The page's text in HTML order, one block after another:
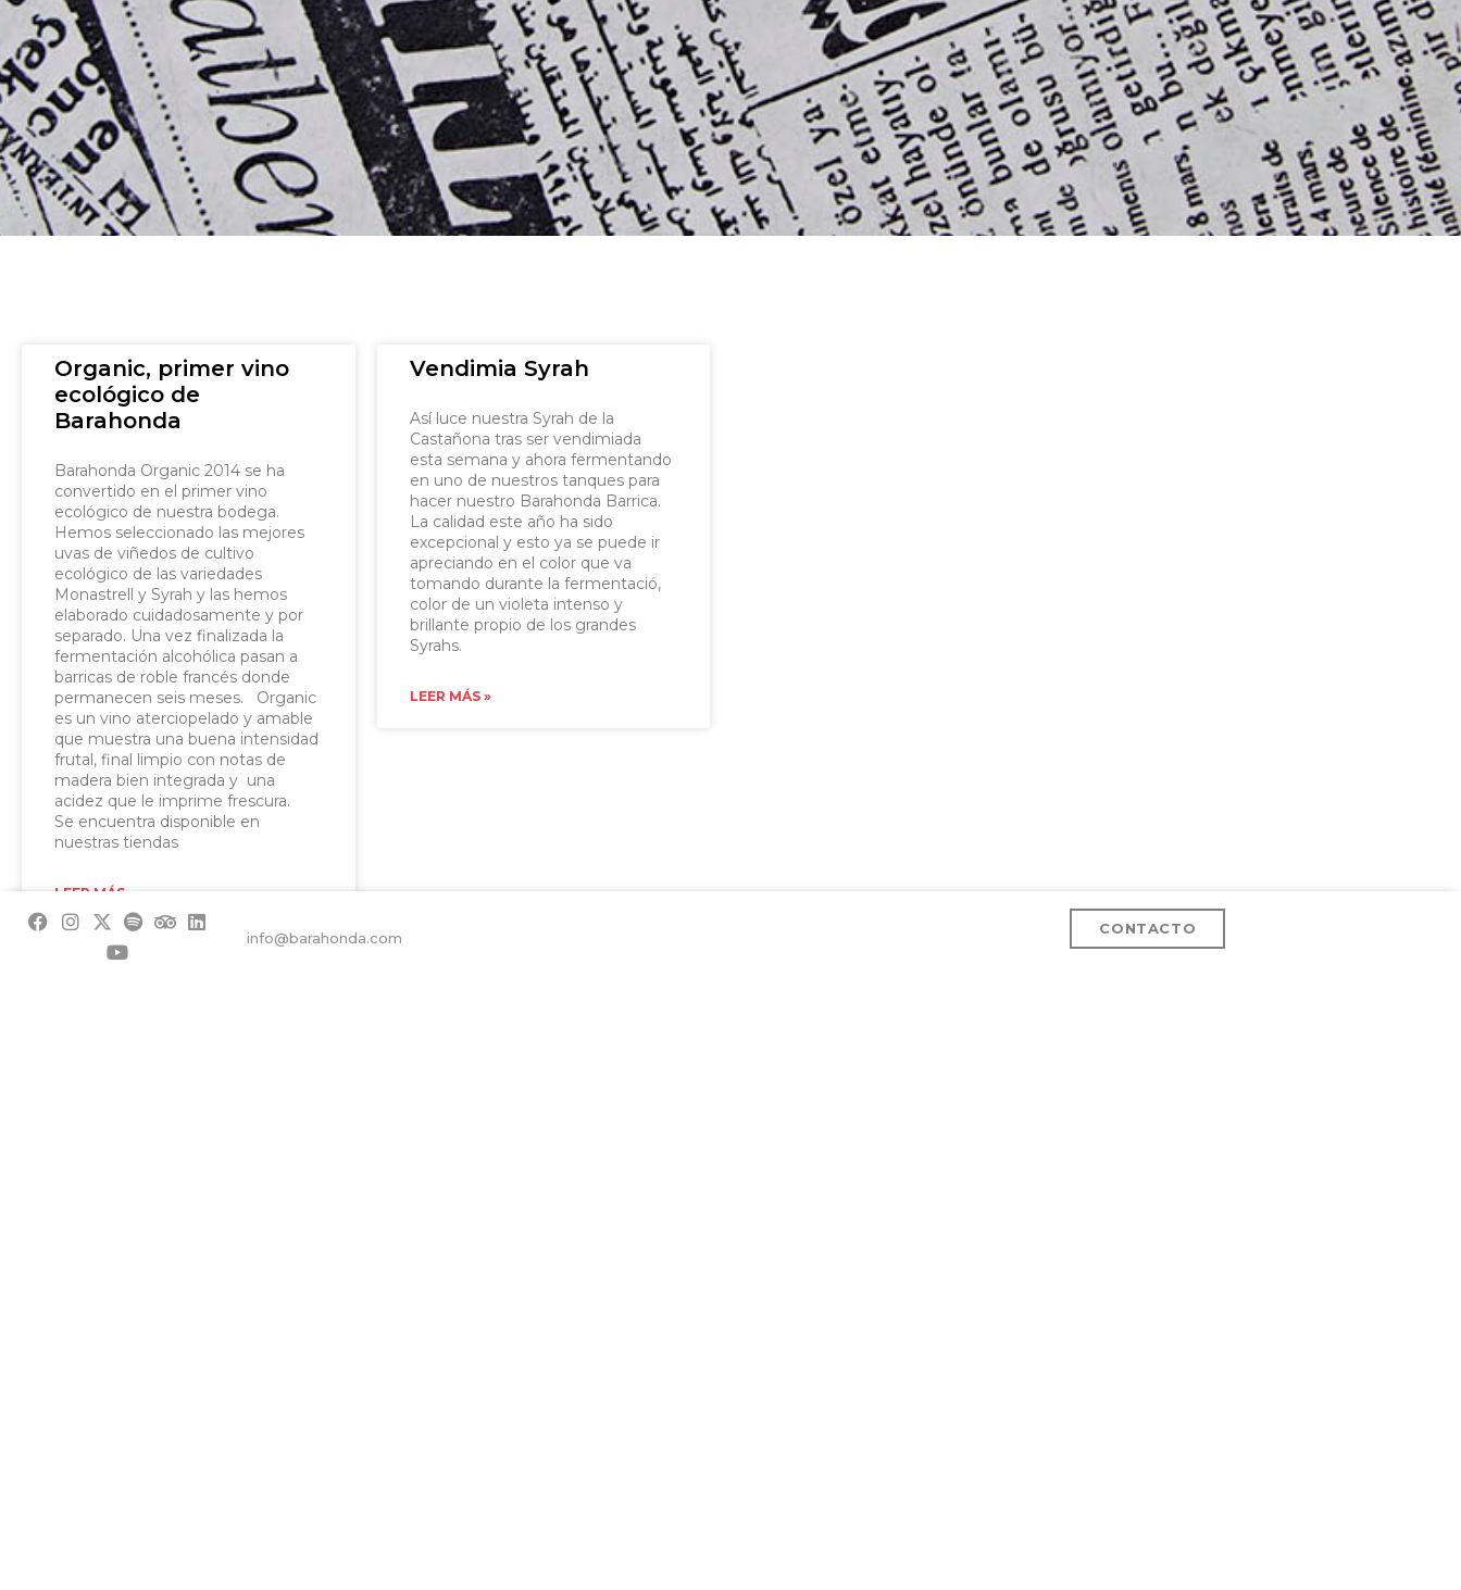
Organic, primer vino
ecológico de
Barahonda
Barahonda Organic 2014 se ha
convertido en el primer vino
ecológico de nuestra bodega.
Hemos seleccionado las mejores
uvas de viñedos de cultivo
ecológico de las variedades
Monastrell y Syrah y las hemos
elaborado cuidadosamente y por
separado. Una vez finalizada la
fermentación alcohólica pasan a
barricas de roble francés donde
permanecen seis meses. Organic
es un vino aterciopelado y amable
que muestra una buena intensidad
frutal, final limpio con notas de
madera bien integrada y una
acidez que le imprime frescura.
Se encuentra disponible en
nuestras tiendas
LEER MÁS »
Vendimia Syrah
Así luce nuestra Syrah de la
Castañona tras ser vendimiada
esta semana y ahora fermentando
en uno de nuestros tanques para
hacer nuestro Barahonda Barrica.
La calidad este año ha sido
excepcional y esto ya se puede ir
apreciando en el color que va
tomando durante la fermentació,
color de un violeta intenso y
brillante propio de los grandes
Syrahs.
LEER MÁS »
info@barahonda.com
CONTACTO